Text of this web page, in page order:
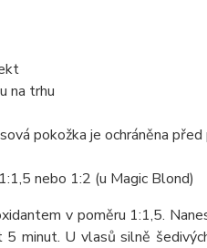
na trhu
pokožka je ochráněna před
nebo 1:2 (u Magic Blond)
v poměru 1:1,5.
minut. U vlasů silně